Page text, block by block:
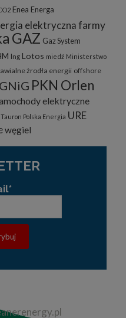
Enea Energa
elektrycznafarmy
GAZ Gaz System
lng Lotos miedź Ministerstwo
żrodła energii offshore
PKN Orlen
elektryczne
Tauron Polska Energia URE
węgiel